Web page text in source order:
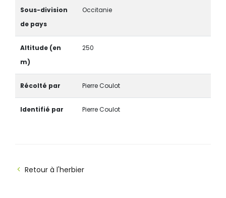
Sous-division
de pays
Occitanie
Altitude (en
m)
250
Récolté par Pierre Coulot
Identifié par Pierre Coulot
Retour à l'herbier